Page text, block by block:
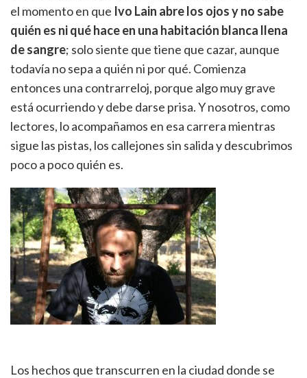
el momento en que Ivo Lain abre los ojos y no sabe
quién es ni qué hace en una habitación blanca llena
de sangre; solo siente que tiene que cazar, aunque
todavía no sepa a quién ni por qué. Comienza
entonces una contrarreloj, porque algo muy grave
está ocurriendo y debe darse prisa. Y nosotros, como
lectores, lo acompañamos en esa carrera mientras
sigue las pistas, los callejones sin salida y descubrimos
poco a poco quién es.
Los hechos que transcurren en la ciudad donde se